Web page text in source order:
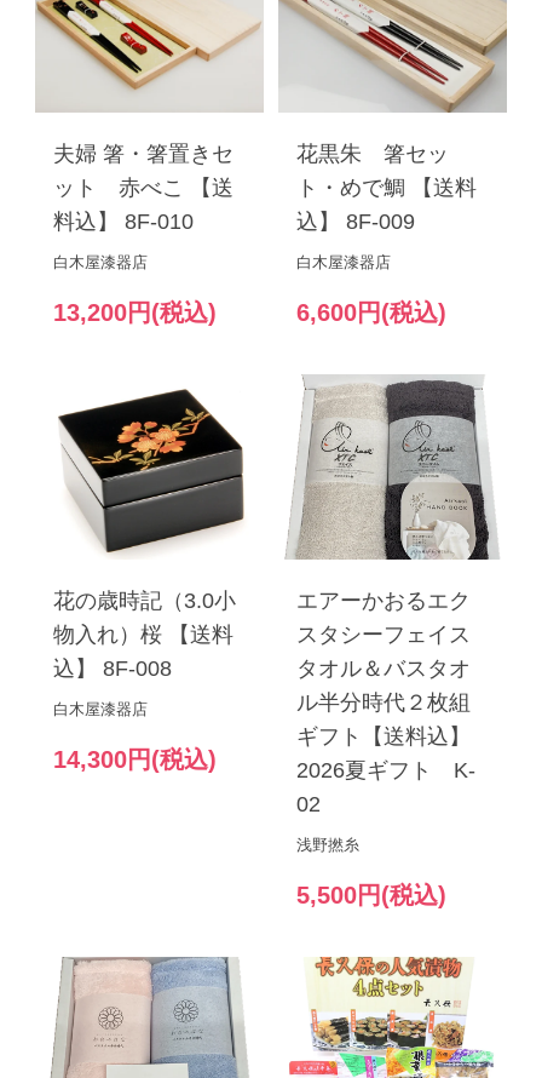
夫婦 箸・箸置きセ
ット 赤べこ 【送
料込】 8F-010
白木屋漆器店
13,200円(税込)
花黒朱 箸セッ
ト・めで鯛 【送料
込】 8F-009
白木屋漆器店
6,600円(税込)
花の歳時記（3.0小
物入れ）桜 【送料
込】 8F-008
白木屋漆器店
14,300円(税込)
エアーかおるエク
スタシーフェイス
タオル＆バスタオ
ル半分時代２枚組
ギフト【送料込】
2026夏ギフト K-
02
浅野撚糸
5,500円(税込)